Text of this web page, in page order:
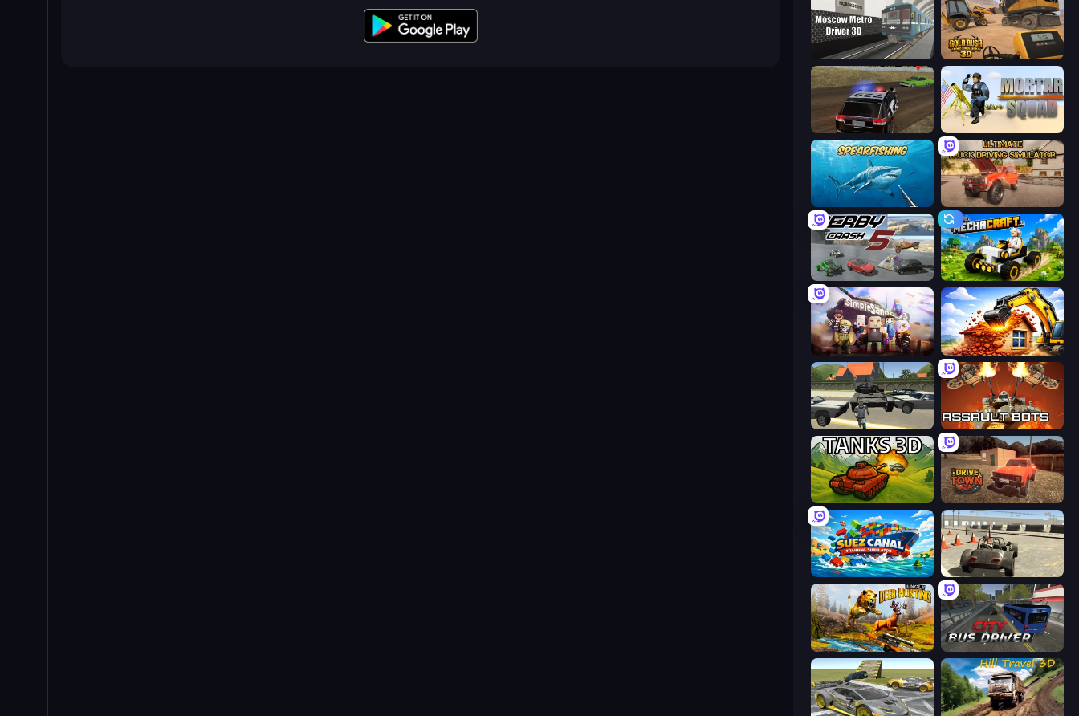
Gold Rush: Gold Simulator 3D
POLICE Chase Simulator Mortar Squad
Spearfishing Ultimate Truck Driving Simulator 2020
Derby Crash 5 Mechacraft.io
Simple Sandbox 3 City Constructor
Assault Bots
Tanks 3D DriveTown
Suez Canal Training Simulator Free Rally
Jungle Deer Hunting City Bus Driver